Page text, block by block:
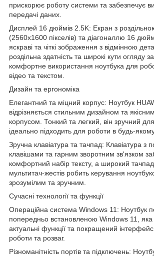
прискорює роботу системи та забезпечує
передачі даних.
Дисплей 16 дюймів 2.5K: Екран з
(2560x1600 пікселів) та діагоналлю 16
яскраві та чіткі зображення з відмінною
роздільна здатність та широкі кути огляду
комфортне використання ноутбука для
відео та текстом.
Дизайн та ергономіка
Елегантний та міцний корпус: Ноутбук
відрізняється стильним дизайном та
корпусом. Тонкий та легкий, він зручний
ідеально підходить для роботи в будь-якому
Зручна клавіатура та тачпад: Клавіатура з
клавішами та гарним зворотним зв'язком
комфортний набір тексту, а широкий
мультитач-жестів робить керування
зрозумілим та зручним.
Сучасні технології та функції
Операційна система Windows 11: Ноутбук
попередньо встановленою Windows 11, яка
актуальні функції та покращений
роботи та розваг.
Різноманітність портів та підключень: